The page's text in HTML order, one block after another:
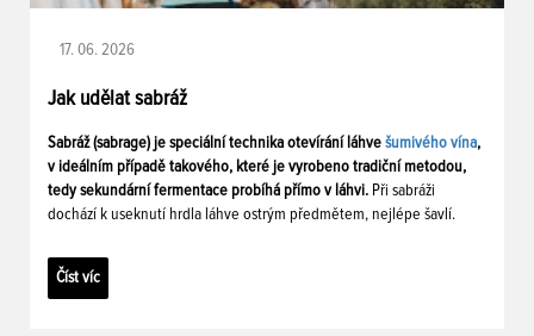
17. 06. 2026
Jak udělat sabráž
Sabráž (sabrage) je speciální technika otevírání láhve šumivého vína,
v ideálním případě takového, které je vyrobeno tradiční metodou,
tedy sekundární fermentace probíhá přímo v láhvi. Při sabráži
dochází k useknutí hrdla láhve ostrým předmětem, nejlépe šavlí.
Číst víc